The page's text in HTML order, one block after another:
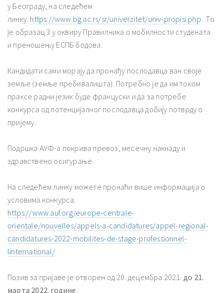
у Београду, на следећем
линку: https://www.bg.ac.rs/sr/univerzitet/univ-propisi.php . То
је образац 3 у оквиру Правилника о мобилности студената
и преношењу ЕСПБ бодова.
Кандидати сами морају да пронађу послодавца ван своје
земље (земље пребивалишта). Потребно је да им током
праксе радни језик буде француски и да за потребе
конкурса од потенцијалног послодавца добију потврду о
пријему.
Подршка АУФ-а покрива превоз, месечну накнаду и
здравствено осигурање.
На следећем линку можете пронаћи више информација о
условима конкурса:
https://www.auf.org/europe-centrale-
orientale/nouvelles/appels-a-candidatures/appel-regional-
candidatures-2022-mobilites-de-stage-professionnel-
linternational/
Позив за пријаве је отворен од 20. децембра 2021. до 21.
марта 2022. године